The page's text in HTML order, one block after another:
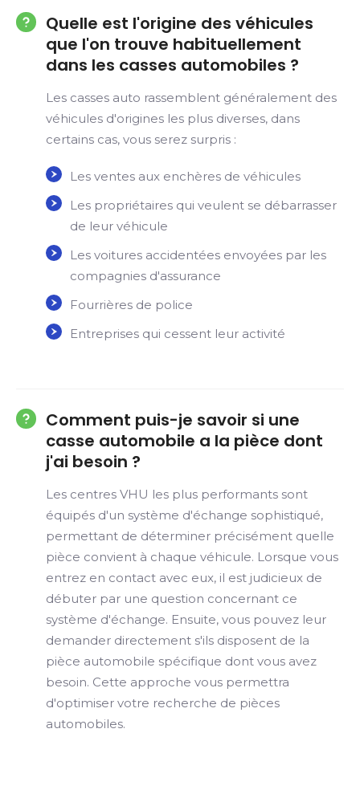
Quelle est l'origine des véhicules
que l'on trouve habituellement
dans les casses automobiles ?
Les casses auto rassemblent généralement des
véhicules d'origines les plus diverses, dans
certains cas, vous serez surpris :
Les ventes aux enchères de véhicules
Les propriétaires qui veulent se débarrasser
de leur véhicule
Les voitures accidentées envoyées par les
compagnies d'assurance
Fourrières de police
Entreprises qui cessent leur activité
Comment puis-je savoir si une
casse automobile a la pièce dont
j'ai besoin ?
Les centres VHU les plus performants sont
équipés d'un système d'échange sophistiqué,
permettant de déterminer précisément quelle
pièce convient à chaque véhicule. Lorsque vous
entrez en contact avec eux, il est judicieux de
débuter par une question concernant ce
système d'échange. Ensuite, vous pouvez leur
demander directement s'ils disposent de la
pièce automobile spécifique dont vous avez
besoin. Cette approche vous permettra
d'optimiser votre recherche de pièces
automobiles.